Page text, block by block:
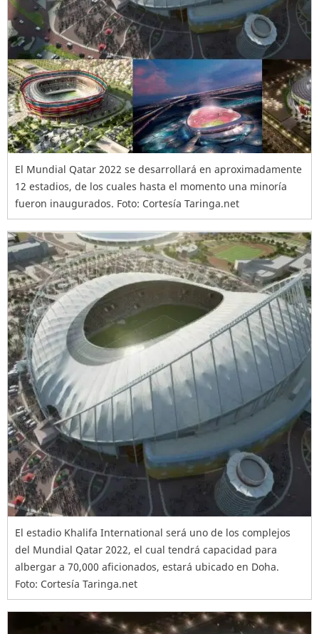
El Mundial Qatar 2022 se desarrollará en aproximadamente
12 estadios, de los cuales hasta el momento una minoría
fueron inaugurados. Foto: Cortesía Taringa.net
El estadio Khalifa International será uno de los complejos
del Mundial Qatar 2022, el cual tendrá capacidad para
albergar a 70,000 aficionados, estará ubicado en Doha.
Foto: Cortesía Taringa.net